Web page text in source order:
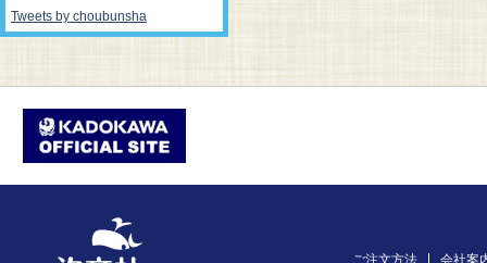
Tweets by choubunsha